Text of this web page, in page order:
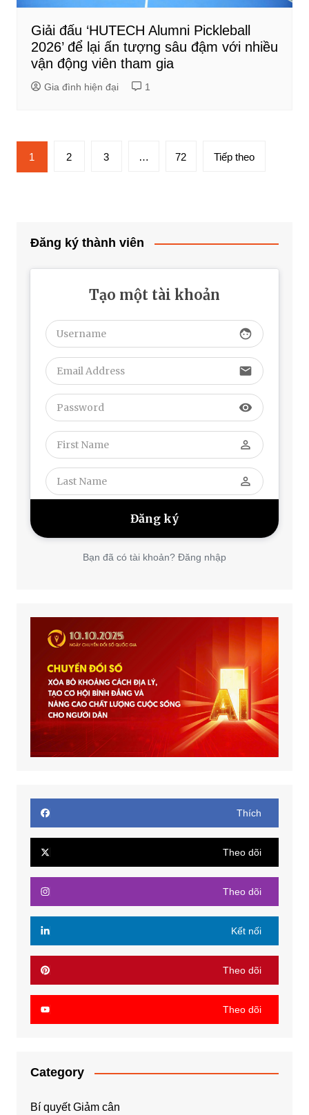
Giải đấu ‘HUTECH Alumni Pickleball
2026’ để lại ấn tượng sâu đậm với nhiều
vận động viên tham gia
Gia đình hiện đại 1
Phân
trang
1 2 3 … 72 Tiếp theo
Đăng ký thành viên
Tạo một tài khoản
face
email
visibility
perm_identity
perm_identity
Bạn đã có tài khoản? Đăng nhập
Thích
Theo dõi
Theo dõi
Kết nối
Theo dõi
Theo dõi
Category
Bí quyết Giảm cân